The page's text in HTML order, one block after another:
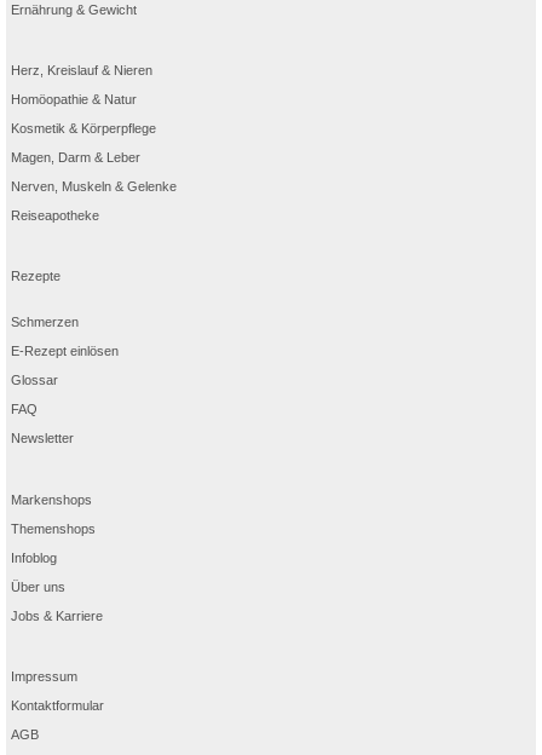
Ernährung & Gewicht
Herz, Kreislauf & Nieren
Homöopathie & Natur
Kosmetik & Körperpflege
Magen, Darm & Leber
Nerven, Muskeln & Gelenke
Reiseapotheke
Rezepte
Schmerzen
E-Rezept einlösen
Glossar
FAQ
Newsletter
Markenshops
Themenshops
Infoblog
Über uns
Jobs & Karriere
Impressum
Kontaktformular
AGB